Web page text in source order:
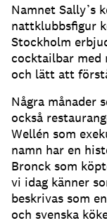
Namnet Sally’s
nattklubbsfigur
Stockholm
cocktailbar med
och lätt att
Några månader
också
Wellén som
namn har en
Bronck som
vi idag känner
beskrivas som
och svenska